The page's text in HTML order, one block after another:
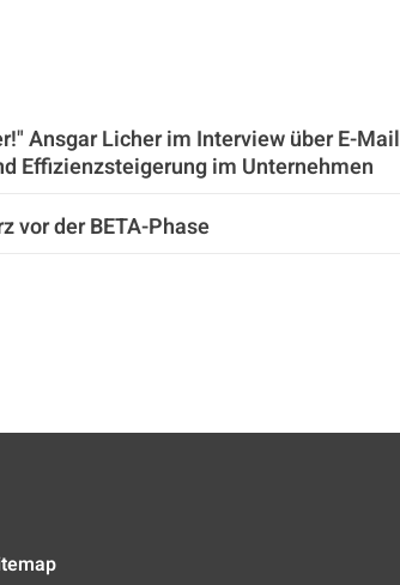
Ansgar Licher im Interview über E-Mail
Effizienzsteigerung im Unternehmen
vor der BETA-Phase